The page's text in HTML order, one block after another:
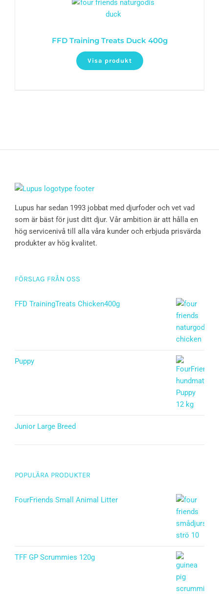
FFD Training Treats Duck 400g
Visa produkt
Lupus har sedan 1993 jobbat med djurfoder och vet vad
som är bäst för just ditt djur. Vår ambition är att hålla en
hög servicenivå till alla våra kunder och erbjuda prisvärda
produkter av hög kvalitet.
FÖRSLAG FRÅN OSS
FFD TrainingTreats Chicken400g
Puppy
Junior Large Breed
POPULÄRA PRODUKTER
FourFriends Small Animal Litter
TFF GP Scrummies 120g